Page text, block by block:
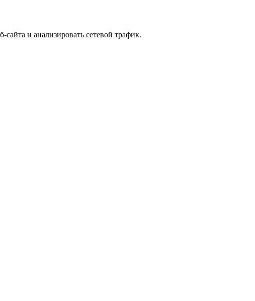
и анализировать сетевой трафик.